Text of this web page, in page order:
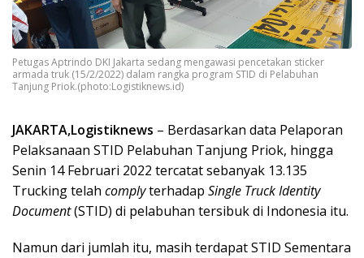
Petugas Aptrindo DKI Jakarta sedang mengawasi pencetakan sticker
armada truk (15/2/2022) dalam rangka program STID di Pelabuhan
Tanjung Priok.(photo:Logistiknews.id)
JAKARTA,Logistiknews – Berdasarkan data Pelaporan
Pelaksanaan STID Pelabuhan Tanjung Priok, hingga
Senin 14 Februari 2022 tercatat sebanyak 13.135
Trucking telah complyterhadap Single Truck Identity
Document(STID) di pelabuhan tersibuk di Indonesia itu.
Namun dari jumlah itu, masih terdapat STID Sementara